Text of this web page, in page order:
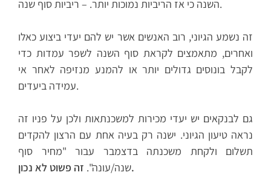
השנה כי אז הריביות נמוכות יותר. – ריביות סוף שנה.
זה נשמע הגיוני, רוב האנשים אשר יש להם יעדי ביצוע כאלו
ואחרים, מתאמצים לקראת סוף השנה לשפר עמדות כדי
לקבל בונוסים גדולים יותר או להמנע מנזיפה לאחר אי
עמידה ביעדים.
גם לבנקאים יש יעדי מכירות למשכנתאות ולכן על פניו זה
נראה טיעון הגיוני. ישנה רק בעיה אחת עם הרצון להקדים
תשלום ולקחת משכנתה בדצמבר עבור "מחיר סוף
שנה/עונה".זה פשוט לא נכון.